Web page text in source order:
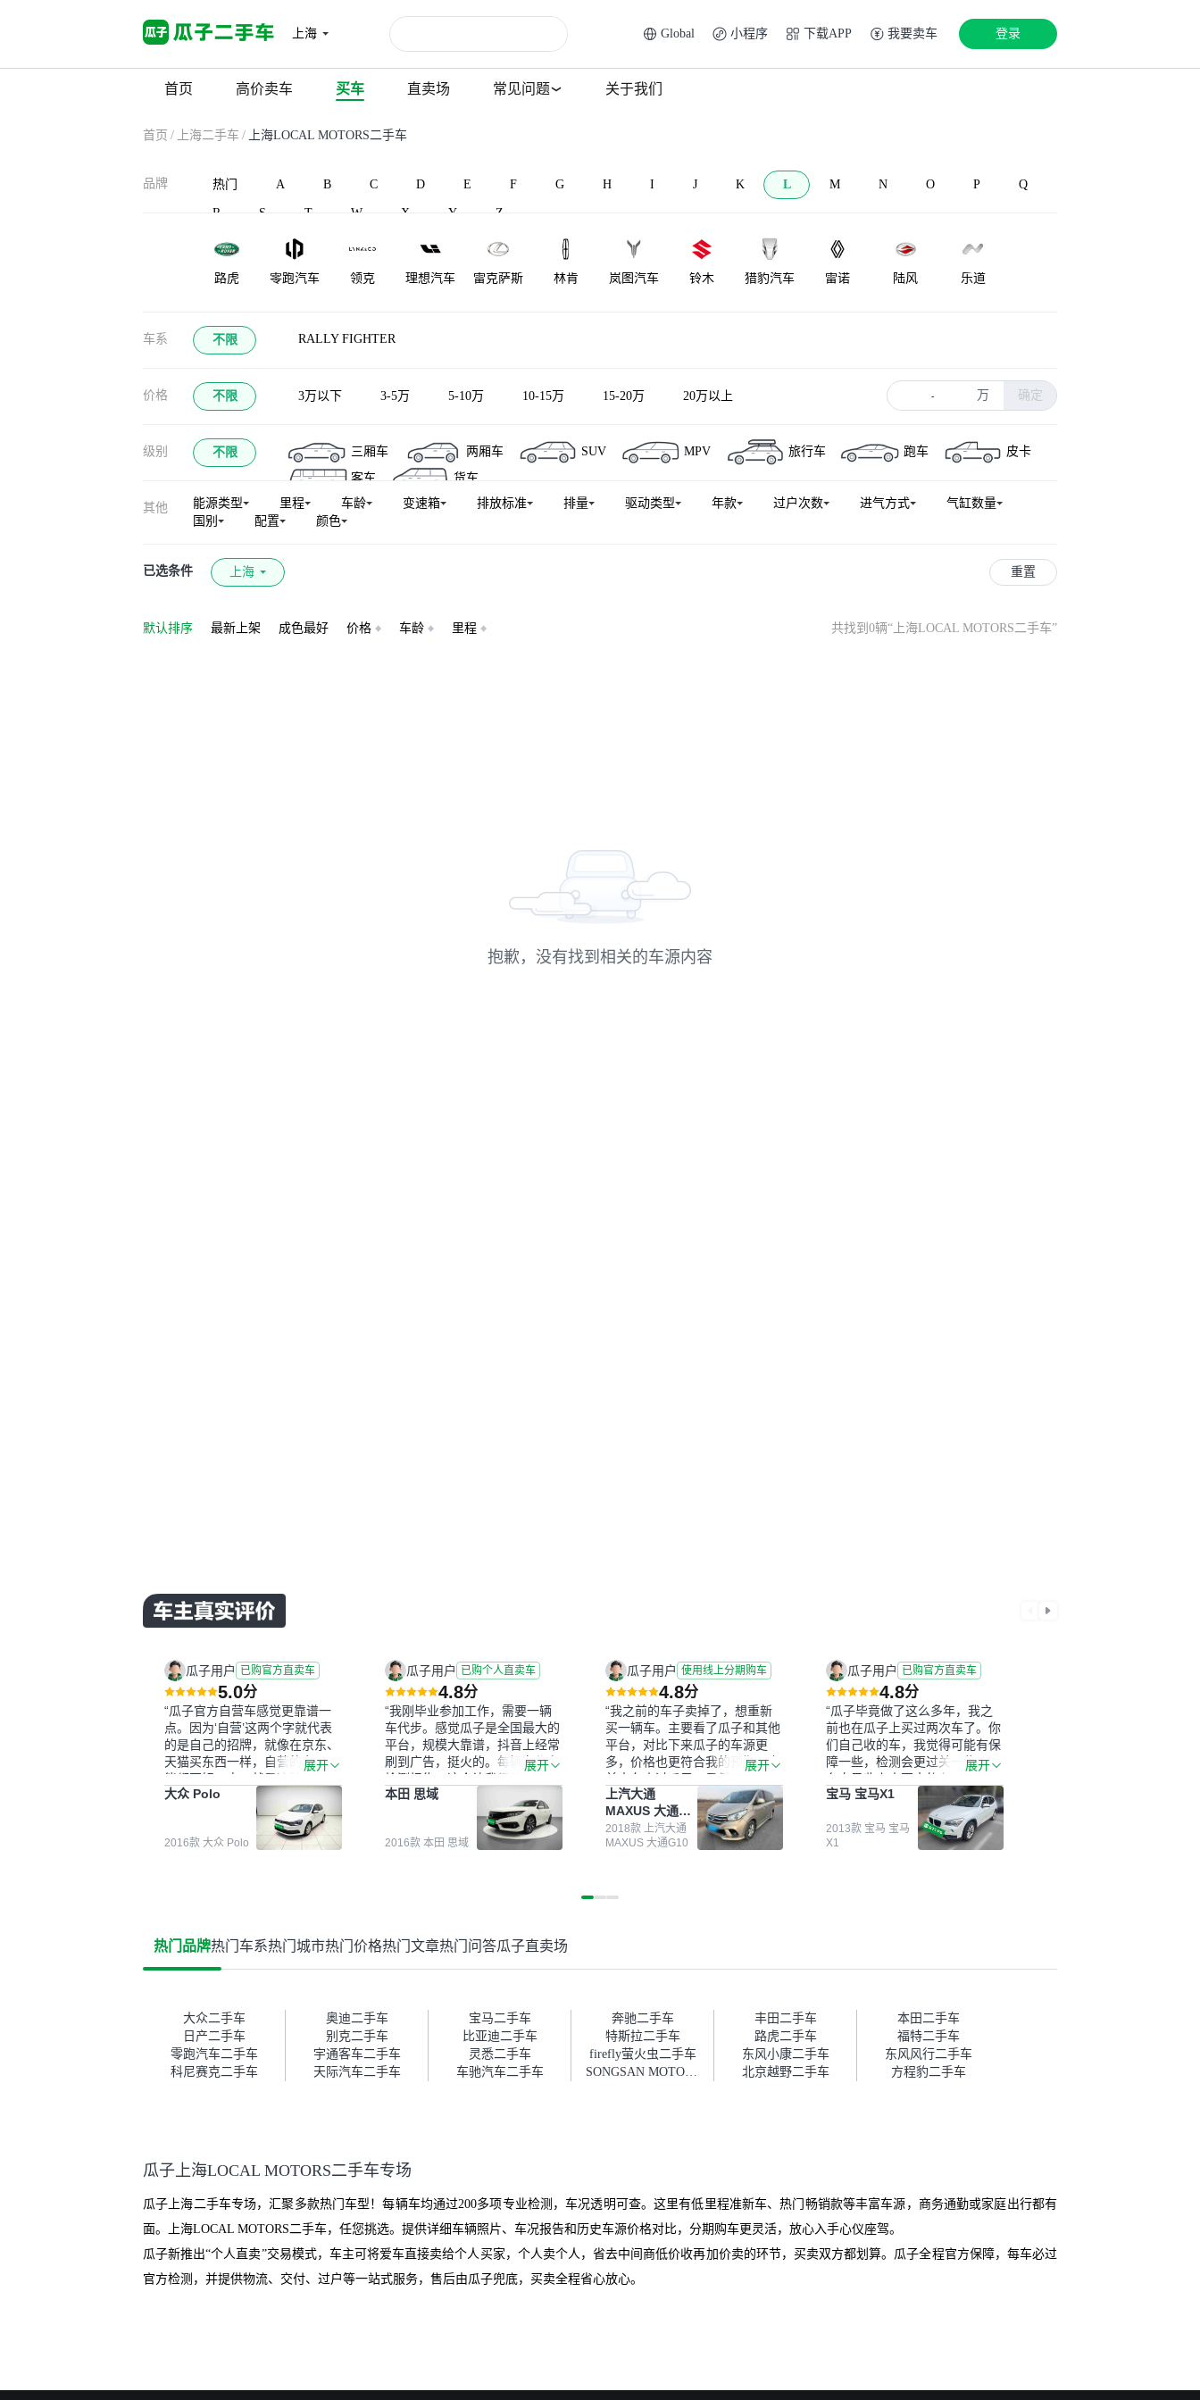
上海 Global 小程序 下载APP 我要卖车 登录
首页 高价卖车 买车 直卖场 常见问题 关于我们
首页 / 上海二手车 / 上海LOCAL MOTORS二手车
品牌 热门 A B C D E F G H I J K L M N O P Q
R S T W X Y Z
路虎 零跑汽车 领克 理想汽车 雷克萨斯 林肯 岚图汽车 铃木 猎豹汽车 雷诺 陆风 乐道
凌宝汽车 蓝电 灵悉
龙程汽车
MOTORS
车系 不限 RALLY FIGHTER
价格 不限 3万以下 3-5万 5-10万 10-15万 15-20万 20万以上 - 万 确定
级别 不限 三厢车 两厢车 SUV MPV 旅行车 跑车
皮卡
客车
货车
其他 能源类型 里程 车龄 变速箱 排放标准 排量 驱动类型 年款 过户次数 进气方式
气缸数量
国别
配置 颜色
已选条件 上海 重置
默认排序 最新上架 成色最好 价格 车龄 里程 共找到0辆“ 上海LOCAL MOTORS二手车”
抱歉，没有找到相关的车源内容
瓜子用户 已购官方直卖车
5.0分
“瓜子官方自营车感觉更靠谱一
点。因为‘自营’这两个字就代表
的是自己的招牌，就像在京东、
天猫买东西一样，自营的东西可
能都要好一点。就是这种刻板印
象吧。一开始买二手车的时候，
我确实有担心过事故车、泡水车
这些问题。瓜子的检测报告其实
并不能完全打消顾虑，因为我也
果跟你们的报告是符合的，所以
这次车况没问题。购车流程挺快
车。去之前我提前跟交接人员说
好，到了之后要当着我的面再做
一次复检，你们也安排了师傅，
服务可以，速度很快。体验下来
自营车的感觉是要比个人车好一
我协商，主动权在平台手里。”
展开
大众 Polo
2016款 大众 Polo
瓜子用户 已购个人直卖车
4.8分
“我刚毕业参加工作，需要一辆
车代步。感觉瓜子是全国最大的
平台，规模大靠谱，抖音上经常
刷到广告，挺火的。每辆车都有
检测报告，这个让我很放心。去
外面买车全凭卖家一张嘴，不敢
买。我买了本田思域，白色，过
户次数少，公里数符合，虽然价
格比我心理预期略高一点，但瓜
价格比车商那便宜，车况也有检
展开
本田 思域
2016款 本田 思域
瓜子用户 使用线上分期购车
4.8分
“我之前的车子卖掉了，想重新
买一辆车。主要看了瓜子和其他
平台，对比下来瓜子的车源更
多，价格也更符合我的预期。之
前卖车来过瓜子，虽然价格没谈
成，但APP一直留着。瓜子毕竟
是大平台，整体印象还好。我最
终买了一台上汽大通，18年的
车，公里数9万多，符合我的要
捷，其他平台的分期需要到当地
障。”
展开
上汽大通
MAXUS 大通
G10
2018款 上汽大通
MAXUS 大通G10
瓜子用户 已购官方直卖车
4.8分
“瓜子毕竟做了这么多年，我之
前也在瓜子上买过两次车了。你
们自己收的车，我觉得可能有保
障一些，检测会更过关一些。平
台自己收上来再卖的车，应该更
可靠。我买的是宝马X1，主要看
中它的价格和公里数比较合适。
另外，瓜子承诺无火烧、无事
故、无泡水、无调表，在平台自
帮我谈价。自营车我讲过价，最
后是通过花一块钱买优惠券的方
式，便宜了800块钱成交。”
展开
宝马 宝马X1
2013款 宝马 宝马
X1
热门品牌热门车系热门城市热门价格热门文章热门问答瓜子直卖场
大众二手车 奥迪二手车 宝马二手车 奔驰二手车 丰田二手车
本田二手车
日产二手车
别克二手车 比亚迪二手车 特斯拉二手车 路虎二手车
福特二手车
零跑汽车二手车
宇通客车二手车 灵悉二手车 firefly萤火虫二手车 东风小康二手车
东风风行二手车
科尼赛克二手车
天际汽车二手车 车驰汽车二手车 SONGSAN MOTORS二手车 北京越野二手车 方程豹二手车
瓜子上海LOCAL MOTORS二手车专场
瓜子上海二手车专场，汇聚多款热门车型！每辆车均通过200多项专业检测，车况透明可查。这里有低里程准新车、热门畅销款等丰富车源，商务通勤或家庭出行都有
面。上海LOCAL MOTORS二手车，任您挑选。提供详细车辆照片、车况报告和历史车源价格对比，分期购车更灵活，放心入手心仪座驾。
瓜子新推出“个人直卖”交易模式，车主可将爱车直接卖给个人买家，个人卖个人，省去中间商低价收再加价卖的环节，买卖双方都划算。瓜子全程官方保障，每车必过
官方检测，并提供物流、交付、过户等一站式服务，售后由瓜子兜底，买卖全程省心放心。